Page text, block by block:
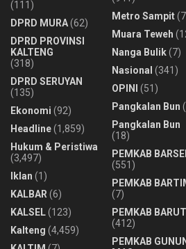
(111)
DPRD MURA(62)
DPRD PROVINSI
KALTENG
(318)
DPRD SERUYAN
(135)
Ekonomi (92)
Headline(1,859)
Hukum & Peristiwa
(3,497)
Iklan (1)
KALBAR (6)
KALSEL(123)
Kalteng (4,459)
Metro Sampit
Muara Teweh
Nanga Bulik(7)
Nasional (341)
OPINI
(51)
Pangkalan Bun
Pangkalan Bun
(18)
PEMKAB
(551)
PEMKAB
(7)
PEMKAB BARUT
(412)
PEMKAB